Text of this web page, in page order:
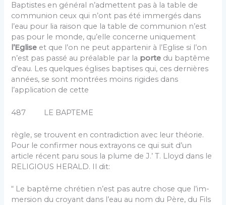
Baptistes en général n’admettent pas à la table de
communion ceux qui n’ont pas été immergés dans
l’eau pour lia raison que la table de communion n’est
pas pour le monde, qu’elle concerne uniquement
l’Eglise et que l’on ne peut appartenir à l’Eglise si l’on
n’est pas passé au préalable par la porte du baptême
d’eau. Les quelques églises baptises qui, ces dernières
années, se sont montrées moins rigides dans
l’application de cette
487 LE BAPTEME
règle, se trouvent en contradiction avec leur théorie.
Pour le confirmer nous extrayons ce qui suit d’un
article récent paru sous la plume de J.’ T. Lloyd dans le
RELIGIOUS HERALD. Il dit:
“ Le baptême chrétien n’est pas autre chose que l’im­
mersion du croyant dans l’eau au nom du Père, du Fils